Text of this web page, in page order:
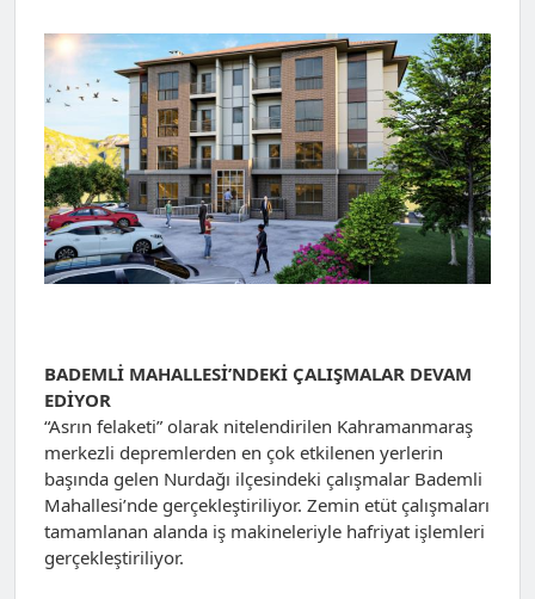
BADEMLİ MAHALLESİ’NDEKİ ÇALIŞMALAR DEVAM
EDİYOR
“Asrın felaketi” olarak nitelendirilen Kahramanmaraş
merkezli depremlerden en çok etkilenen yerlerin
başında gelen Nurdağı ilçesindeki çalışmalar Bademli
Mahallesi’nde gerçekleştiriliyor. Zemin etüt çalışmaları
tamamlanan alanda iş makineleriyle hafriyat işlemleri
gerçekleştiriliyor.